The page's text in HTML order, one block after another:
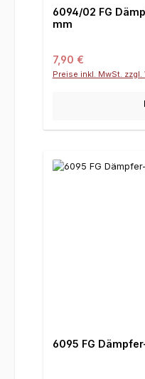
6094/02 FG
mm
Regulärer Preis:
7,90 €
Preise inkl. MwSt.
6095 FG